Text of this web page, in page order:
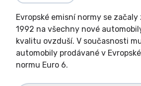
Evropské emisní normy se
1992 na všechny nové
kvalitu ovzduší. V současnosti
automobily prodávané v
normu Euro 6.